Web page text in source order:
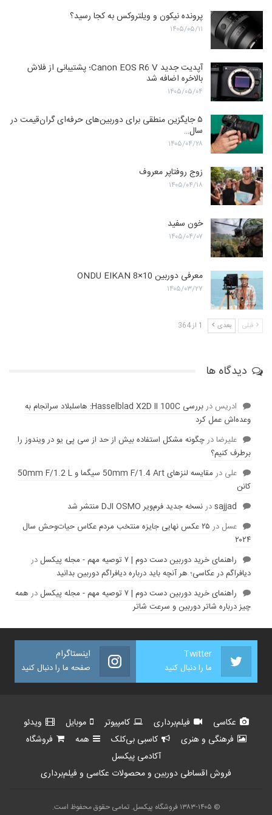
پرونده نیکون و ویلتروکس به کجا رسید؟
۱۴۰۵/۰۵/۱۱
آپدیت جدید Canon EOS R6 V؛ پشتیبانی از فلاش
بالاخره اضافه شد
۱۴۰۵/۰۵/۰۴
۵ جایگزین منطقی برای دوربین‌های حرفه‌ای گران‌قیمت در
سال…
۱۴۰۵/۰۴/۲۸
زوج روفتاپر معروف
۱۴۰۵/۰۴/۱۸
خون سفید
۱۴۰۵/۰۴/۰۷
معرفی دوربین ONDU EIKAN 8×10
۱۴۰۵/۰۳/۲۷
قبلی بعدی 1 از 364
دیدگاه ها
ادریس در
بررسی Hasselblad X2D II 100C: هاسلبلاد سرانجام به
وعده‌‌اش عمل کرد
عليرضادرچگونه مشکل استفاده بیش از حد از سی پی یو در ویندوز را
برطرف کنیم؟
علی در
مقایسه لنز‌های 50mm F/1.4 Art سیگما و 50mm F/1.2 L
کانن
sajjadدرنسخه جدید فرم‌ویر DJI OSMO منتشر شد
عسل در
۲۵ عکس نهایی جایزه منتخب مردم عکاس حیات‌وحش سال
۲۰۲۴
راهنمای خرید دوربین دست دوم | ۷ توصیه مهم - مجله پیکسل
در
دیافراگم در عکاسی؛ هر آنچه باید درباره دیافراگم دوربین بدانید
راهنمای خرید دوربین دست دوم | ۷ توصیه مهم - مجله پیکسل
در همه
چیز درباره شاتر دوربین و سرعت شاتر
Twitter
ما را دنبال کنید
اینستاگرام
صفحه ما را دنبال کنید
عکاسی فیلم‌برداری کامپیوتر موبایل
ویدئو
فرهنگی و هنری
کاسبی بی‌کلک همه
فروشگاه
آکادمی پیکسل
فروش اقساطی دوربین و محصولات عکاسی و فیلم‌برداری
© ۱۳۸۳-۱۴۰۵ فروشگاه پیکسل. تمامی حقوق محفوظ است.